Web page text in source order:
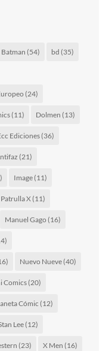
Batman (54) bd (35)
(24)
(11) Dolmen (13)
Ediciones(36)
(21)
Image(11)
Patrulla X(11)
Manuel Gago (16)
Nuevo Nueve(40)
Comics(20)
Cómic (12)
Lee(12)
(23) X Men (16)